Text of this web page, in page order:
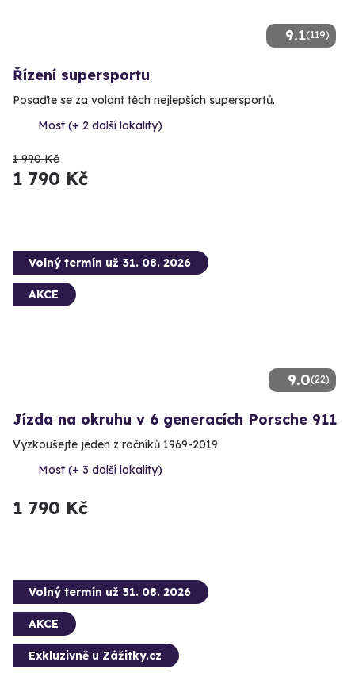
9.1(119)
Řízení supersportu
Posaďte se za volant těch nejlepších supersportů.
Most (+ 2 další lokality)
1 990 Kč
1 790 Kč
9.0(22)
Volný termín už 31. 08. 2026
AKCE
Jízda na okruhu v 6 generacích Porsche 911
Vyzkoušejte jeden z ročníků 1969-2019
Most (+ 3 další lokality)
1 790 Kč
Volný termín už 31. 08. 2026
AKCE
Exkluzivně u Zážitky.cz